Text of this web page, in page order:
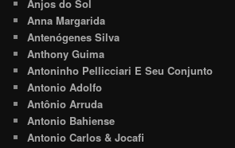
Anjos do Sol
Anna Margarida
Antenógenes Silva
Anthony Guima
Antoninho Pellicciari E Seu Conjunto
Antonio Adolfo
Antônio Arruda
Antonio Bahiense
Antonio Carlos & Jocafi